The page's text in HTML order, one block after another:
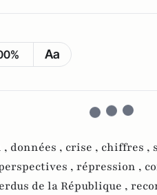
Aa
, données , crise , chiffres ,
, répression ,
de la République ,